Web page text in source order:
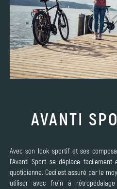
AVANTI
Avec son look sportif et ses
l'Avanti Sport se déplace
quotidienne. Ceci est assuré par le
utiliser avec frein à